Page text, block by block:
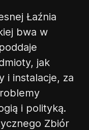
Łaźnia
bwa w
jak
i instalacje, za
i polityką.
Zbiór